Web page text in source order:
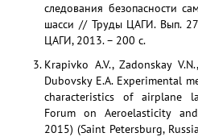
следования безопасности
шасси // Труды ЦАГИ. Вып.
ЦАГИ, 2013. – 200 с.
Krapivko A.V., Zadonskay
Dubovsky E.A. Experimental
characteristics of airplane
Forum on Aeroelasticity
2015) (Saint Petersburg,